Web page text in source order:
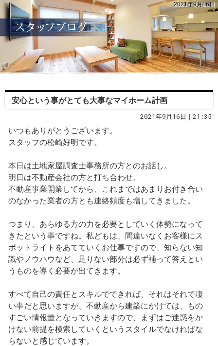
2021年9月16日
安心という事がとても大事なマイホーム計画
2021年9月16日｜21:35
いつもありがとうございます。
スタッフの松崎好明です。
本日は土地家屋調査士事務所の方とのお話し。
明日は不動産会社の方と打ち合わせ。
不動産事業開業してから、これまではあまりお付き合い
のなかった業者の方とも連絡頻度も増してきました。
つまり、あらゆる方の力を必要としていく体勢になって
きたという事ですね。私どもは、間違いなくお客様にス
ポットライトをあてていくお仕事ですので、知らない知
識やノウハウなど、足りない部分は必ず補って答えとい
うものを導く必要が出てきます。
すべて自己の責任とスキルでできれば、それはそれで凄
い事だと思いますが、不動産から建築にかけては、もの
すごい情報量となっていきますので、まずはご迷惑をか
けない前提を模索していくというスタイルでなければな
らないと感じています。